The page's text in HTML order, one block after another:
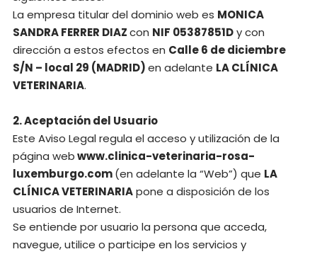
La empresa titular del dominio web es MONICA
SANDRA FERRER DIAZcon NIF 05387851Dy con
dirección a estos efectos en Calle 6 de diciembre
S/N – local 29 (MADRID)en adelante LA CLÍNICA
VETERINARIA.
2. Aceptación del Usuario
Este Aviso Legal regula el acceso y utilización de la
página webwww.clinica-veterinaria-rosa-
luxemburgo.com(en adelante la “Web”) que LA
CLÍNICA VETERINARIApone a disposición de los
usuarios de Internet.
Se entiende por usuario la persona que acceda,
navegue, utilice o participe en los servicios y